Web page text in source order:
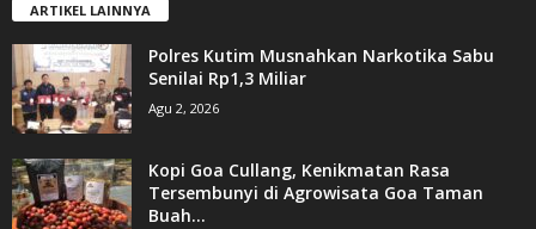
ARTIKEL LAINNYA
Polres Kutim Musnahkan Narkotika Sabu
Senilai Rp1,3 Miliar
Agu 2, 2026
Kopi Goa Cullang, Kenikmatan Rasa
Tersembunyi di Agrowisata Goa Taman
Buah...